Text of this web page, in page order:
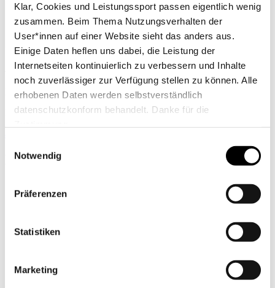
Klar, Cookies und Leistungssport passen eigentlich wenig
zusammen. Beim Thema Nutzungsverhalten der
User*innen auf einer Website sieht das anders aus.
Einige Daten heflen uns dabei, die Leistung der
Internetseiten kontinuierlich zu verbessern und Inhalte
noch zuverlässiger zur Verfügung stellen zu können. Alle
erhobenen Daten werden selbstverständlich
datenschutzkonform behandelt. Danke für die
Notwendig
Präferenzen
Statistiken
Marketing
Arthur Lenz
Landessportbund Rheinland-Pfalz
Referent
Partner